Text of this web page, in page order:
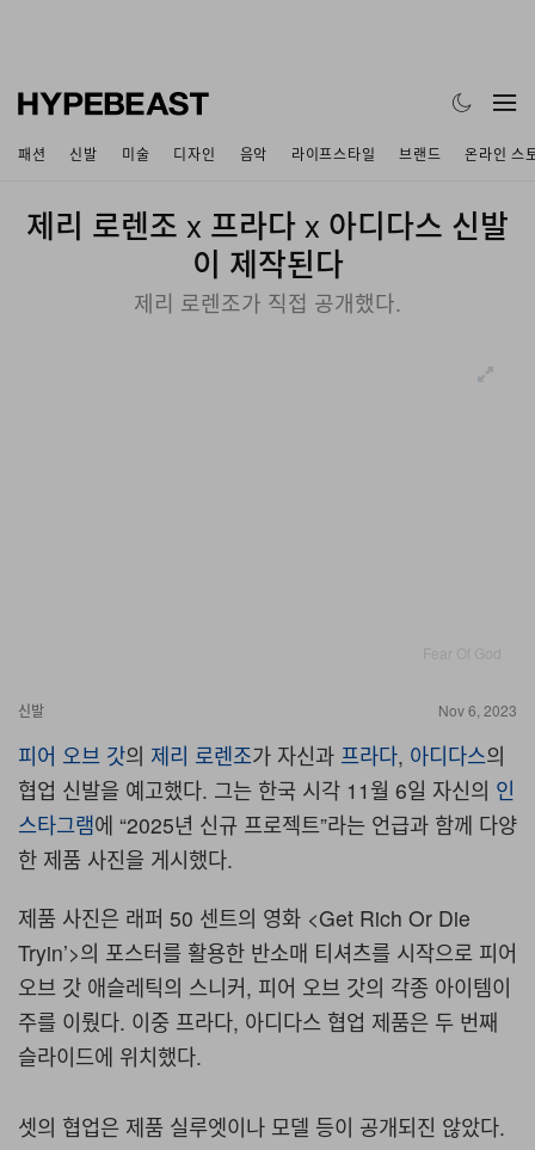
패션 신발 미술 디자인 음악 라이프스타일 브랜드 온라인 스
제리 로렌조 x 프라다 x 아디다스 신발
이 제작된다
제리 로렌조가 직접 공개했다.
신발 Nov 6, 2023
피어 오브 갓의 제리 로렌조가 자신과 프라다, 아디다스의
협업 신발을 예고했다. 그는 한국 시각 11월 6일 자신의 인
스타그램에 “2025년 신규 프로젝트”라는 언급과 함께 다양
한 제품 사진을 게시했다.
제품 사진은 래퍼 50 센트의 영화 <Get Rich Or Die
Tryin’>의 포스터를 활용한 반소매 티셔츠를 시작으로 피어
오브 갓 애슬레틱의 스니커, 피어 오브 갓의 각종 아이템이
주를 이뤘다. 이중 프라다, 아디다스 협업 제품은 두 번째
슬라이드에 위치했다.
셋의 협업은 제품 실루엣이나 모델 등이 공개되진 않았다.